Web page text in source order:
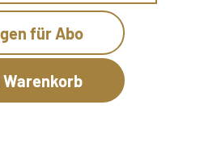
für Abo